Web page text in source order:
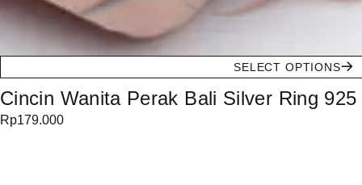
SELECT OPTIONS
Cincin Wanita Perak Bali Silver Ring
Rp179.000